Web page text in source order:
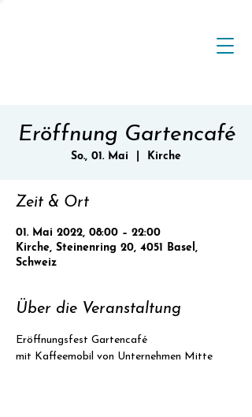
Eröffnung Gartencafé
So., 01. Mai Kirche
Zeit & Ort
01. Mai 2022, 08:00 – 22:00
Kirche, Steinenring 20, 4051 Basel,
Schweiz
Über die Veranstaltung
Eröffnungsfest Gartencafé
mit Kaffeemobil von Unternehmen Mitte